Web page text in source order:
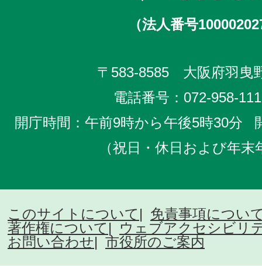
（法人番号
〒583-8585 大阪府羽曳
電話番号： 072-958-
開庁時間：午前9時から午後5時30分
（祝日・休日および年
このサイトについて
免責事項につい
著作権について
ウェブアクセシビリ
お問い合わせ
市役所のご案内